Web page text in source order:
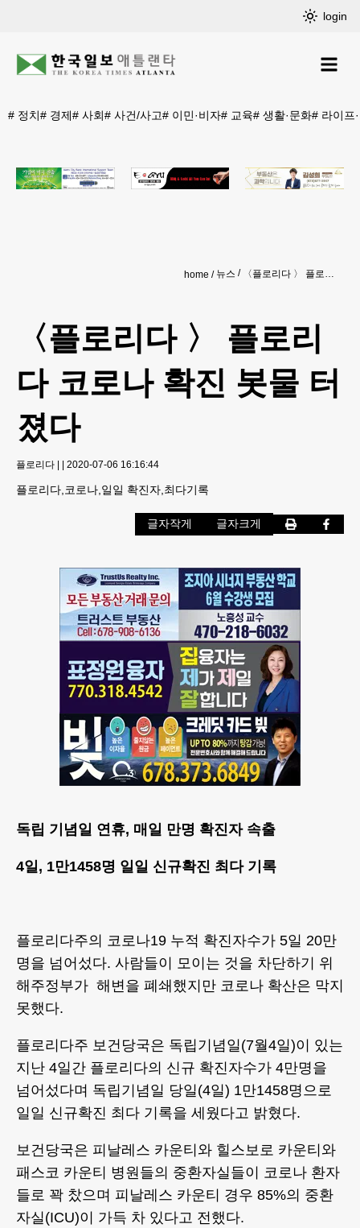
login
# 정치# 경제# 사회# 사건/사고# 이민·비자# 교육# 생활·문화# 라이프
home 뉴스 〈플로리다 〉 플로리다 코로나 확진 봇물 터졌다
〈플로리다 〉 플로리
다 코로나 확진 봇물 터
졌다
플로리다 | | 2020-07-06 16:16:44
플로리다,코로나,일일 확진자,최다기록
글자작게 글자크게
독립 기념일 연휴, 매일 만명 확진자 속출
4일, 1만1458명 일일 신규확진 최다 기록
플로리다주의 코로나19 누적 확진자수가 5일 20만
명을 넘어섰다. 사람들이 모이는 것을 차단하기 위
해주정부가 해변을 폐쇄했지만 코로나 확산은 막지
못했다.
플로리다주 보건당국은 독립기념일(7월4일)이 있는
지난 4일간 플로리다의 신규 확진자수가 4만명을
넘어섰다며 독립기념일 당일(4일) 1만1458명으로
일일 신규확진 최다 기록을 세웠다고 밝혔다.
보건당국은 피날레스 카운티와 힐스보로 카운티와
패스코 카운티 병원들의 중환자실들이 코로나 환자
들로 꽉 찼으며 피날레스 카운티 경우 85%의 중환
자실(ICU)이 가득 차 있다고 전했다.